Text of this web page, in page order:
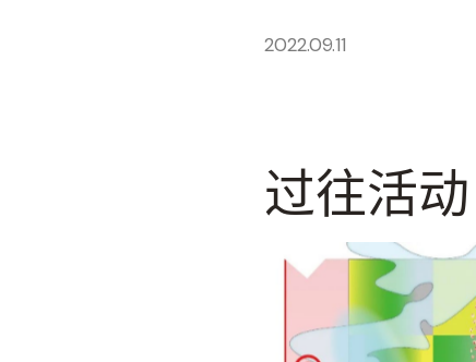
2022.09.11
过往活动